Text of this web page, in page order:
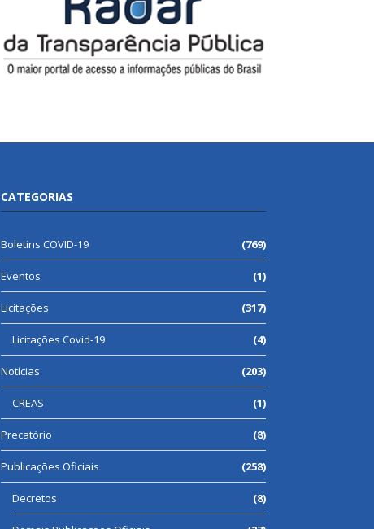
CATEGORIAS
Boletins COVID-19 (769)
Eventos (1)
Licitações (317)
Licitações Covid-19 (4)
Notícias (203)
CREAS (1)
Precatório (8)
Publicações Oficiais (258)
Decretos (8)